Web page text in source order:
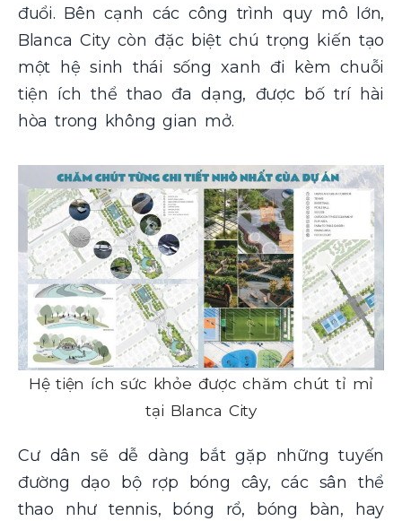
đuổi. Bên cạnh các công trình quy mô lớn,
Blanca City còn đặc biệt chú trọng kiến tạo
một hệ sinh thái sống xanh đi kèm chuỗi
tiện ích thể thao đa dạng, được bố trí hài
hòa trong không gian mở.
Hệ tiện ích sức khỏe được chăm chút tỉ mỉ
tại Blanca City
Cư dân sẽ dễ dàng bắt gặp những tuyến
đường dạo bộ rợp bóng cây, các sân thể
thao như tennis, bóng rổ, bóng bàn, hay